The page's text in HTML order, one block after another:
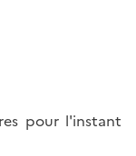
pour l'instant